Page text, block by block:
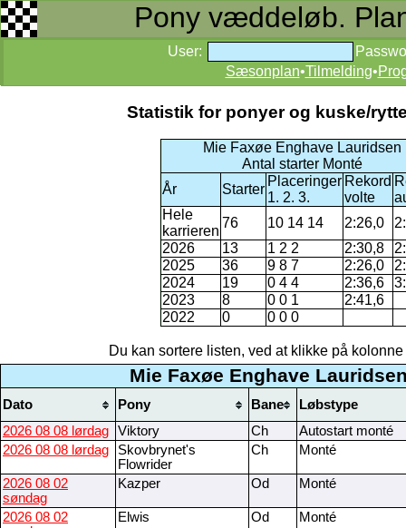
Pony væddeløb.
User:
Sæsonplan•Tilmelding•
Statistik for ponyer og kuske/
Mie Faxøe Enghave Lauridsen
Antal starter Monté
År
Starter
Placeringer
1. 2. 3.
Rekord
volte
Hele
karrieren
76 10 14 14 2:26,0
2026
13 1 2 2 2:30,8
2025
36 9 8 7 2:26,0
2024
19 0 4 4 2:36,6
2023
8 0 0 1
2:41,6
2022
0 0 0 0
Du kan sortere listen, ved at klikke på
Mie Faxøe Enghave
Dato Pony Bane
Løbstype
2026 08 08 lørdag
Viktory Ch
Autostart monté
2026 08 08 lørdag
Skovbrynet's
Flowrider
Ch Monté
2026 08 02
søndag
Kazper Od Monté
2026 08 02
Elwis Od Monté